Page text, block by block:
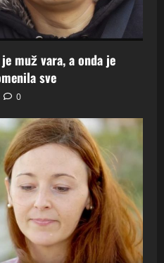
muž vara, a onda je
sve
0